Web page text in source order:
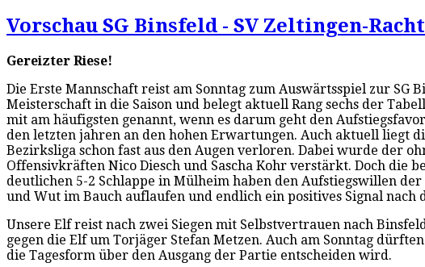
Vorschau SG Binsfeld - SV Zeltingen-
Gereizter Riese!
Die Erste Mannschaft reist am Sonntag zum Auswärtsspiel zur
Meisterschaft in die Saison und belegt aktuell Rang sechs der
mit am häufigsten genannt, wenn es darum geht den
den letzten jahren an den hohen Erwartungen. Auch aktuell liegt
Bezirksliga schon fast aus den Augen verloren. Dabei wurde der
Offensivkräften Nico Diesch und Sascha Kohr verstärkt. Doch die
deutlichen 5-2 Schlappe in Mülheim haben den Aufstiegswillen
und Wut im Bauch auflaufen und endlich ein positives Signal nach
Unsere Elf reist nach zwei Siegen mit Selbstvertrauen nach
gegen die Elf um Torjäger Stefan Metzen. Auch am Sonntag
die Tagesform über den Ausgang der Partie entscheiden wird.